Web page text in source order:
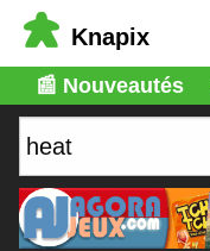
Knapix
📰 Nouveautés